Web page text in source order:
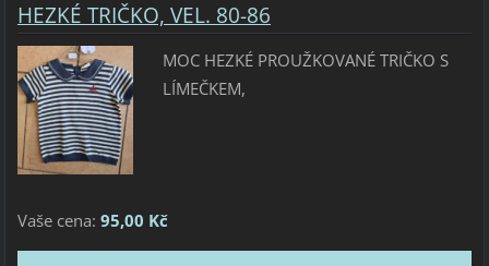
HEZKÉ TRIČKO, VEL. 80-86
MOC HEZKÉ PROUŽKOVANÉ TRIČKO S
LÍMEČKEM,
Vaše cena: 95,00 Kč